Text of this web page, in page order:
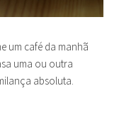
um café da manhã
uma ou outra
absoluta.